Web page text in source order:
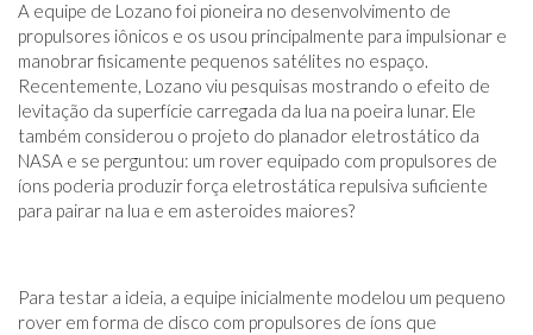
A equipe de Lozano foi pioneira no desenvolvimento de
propulsores iônicos e os usou principalmente para impulsionar e
manobrar fisicamente pequenos satélites no espaço.
Recentemente, Lozano viu pesquisas mostrando o efeito de
levitação da superfície carregada da lua na poeira lunar. Ele
também considerou o projeto do planador eletrostático da
NASA e se perguntou: um rover equipado com propulsores de
íons poderia produzir força eletrostática repulsiva suficiente
para pairar na lua e em asteroides maiores?
Para testar a ideia, a equipe inicialmente modelou um pequeno
rover em forma de disco com propulsores de íons que